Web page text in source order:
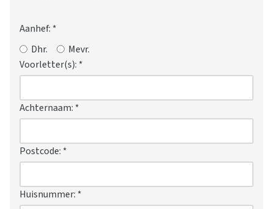
Aanhef: *
Dhr.
Mevr.
Voorletter(s): *
Achternaam: *
Postcode: *
Huisnummer: *